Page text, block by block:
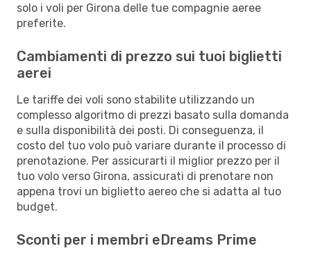
solo i voli per Girona delle tue compagnie aeree
preferite.
Cambiamenti di prezzo sui tuoi biglietti
aerei
Le tariffe dei voli sono stabilite utilizzando un
complesso algoritmo di prezzi basato sulla domanda
e sulla disponibilità dei posti. Di conseguenza, il
costo del tuo volo può variare durante il processo di
prenotazione. Per assicurarti il miglior prezzo per il
tuo volo verso Girona, assicurati di prenotare non
appena trovi un biglietto aereo che si adatta al tuo
budget.
Sconti per i membri eDreams Prime